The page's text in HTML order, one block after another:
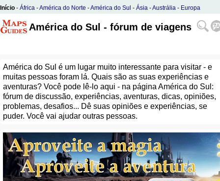
Início - África -América do Norte -América do Sul - Ásia -Austrália - Europa
América do Sul - fórum de viagens
América do Sul é um lugar muito interessante para visitar - e
muitas pessoas foram lá. Quais são as suas experiências e
aventuras? Você pode lê-lo aqui - na página América do Sul:
fórum de discussão, experiências, aventuras, dicas, opiniões,
problemas, desafios... Dê suas opiniões e experiências, se
puder. Você vai ajudar outras pessoas.